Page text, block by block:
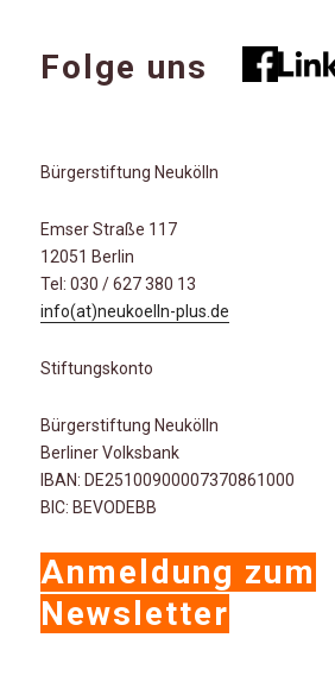
Folge uns
Bürgerstiftung Neukölln
Emser Straße 117
12051 Berlin
Tel: 030 / 627 380 13
info(at)neukoelln-plus.de
Stiftungskonto
Bürgerstiftung Neukölln
Berliner Volksbank
IBAN: DE25100900007370861000
BIC: BEVODEBB
Anmeldung zum
Newsletter